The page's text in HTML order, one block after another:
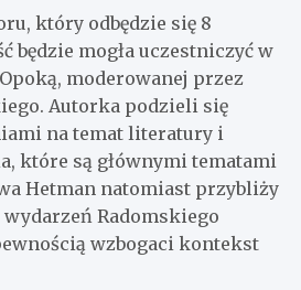
który odbędzie się 8
będzie mogła uczestniczyć w
moderowanej przez
Autorka podzieli się
na temat literatury i
które są głównymi tematami
Hetman natomiast przybliży
Radomskiego
wzbogaci kontekst